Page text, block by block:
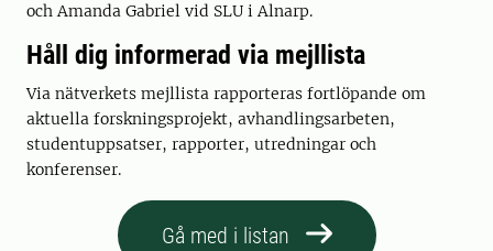
och Amanda Gabriel vid SLU i Alnarp.
Håll dig informerad via mejllista
Via nätverkets mejllista rapporteras fortlöpande om
aktuella forskningsprojekt, avhandlingsarbeten,
studentuppsatser, rapporter, utredningar och
konferenser.
Gå med i listan